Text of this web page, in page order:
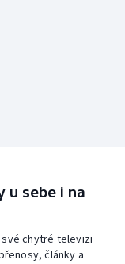
u sebe i na
své chytré televizi
články a